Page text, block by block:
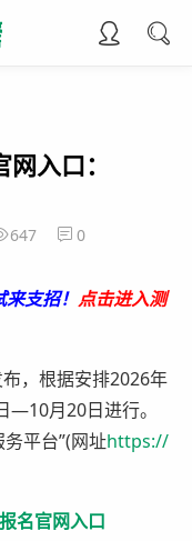
入口：
647 0
支招！ 点击进入测
，根据安排2026年
—10月20日进行。
平台”(网址https://
名官网入口